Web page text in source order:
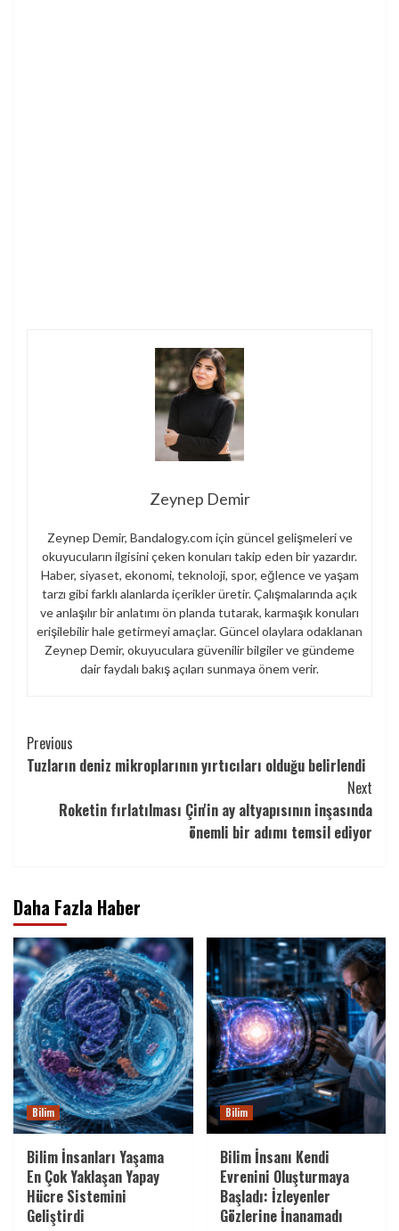
Zeynep Demir
Zeynep Demir, Bandalogy.com için güncel gelişmeleri ve
okuyucuların ilgisini çeken konuları takip eden bir yazardır.
Haber, siyaset, ekonomi, teknoloji, spor, eğlence ve yaşam
tarzı gibi farklı alanlarda içerikler üretir. Çalışmalarında açık
ve anlaşılır bir anlatımı ön planda tutarak, karmaşık konuları
erişilebilir hale getirmeyi amaçlar. Güncel olaylara odaklanan
Zeynep Demir, okuyuculara güvenilir bilgiler ve gündeme
dair faydalı bakış açıları sunmaya önem verir.
Continue
Reading
Previous
Tuzların deniz mikroplarının yırtıcıları olduğu belirlendi
Next
Roketin fırlatılması Çin'in ay altyapısının inşasında
önemli bir adımı temsil ediyor
Daha Fazla Haber
Bilim
Bilim İnsanları Yaşama
En Çok Yaklaşan Yapay
Hücre Sistemini
Geliştirdi
Bilim
Bilim İnsanı Kendi
Evrenini Oluşturmaya
Başladı: İzleyenler
Gözlerine İnanamadı